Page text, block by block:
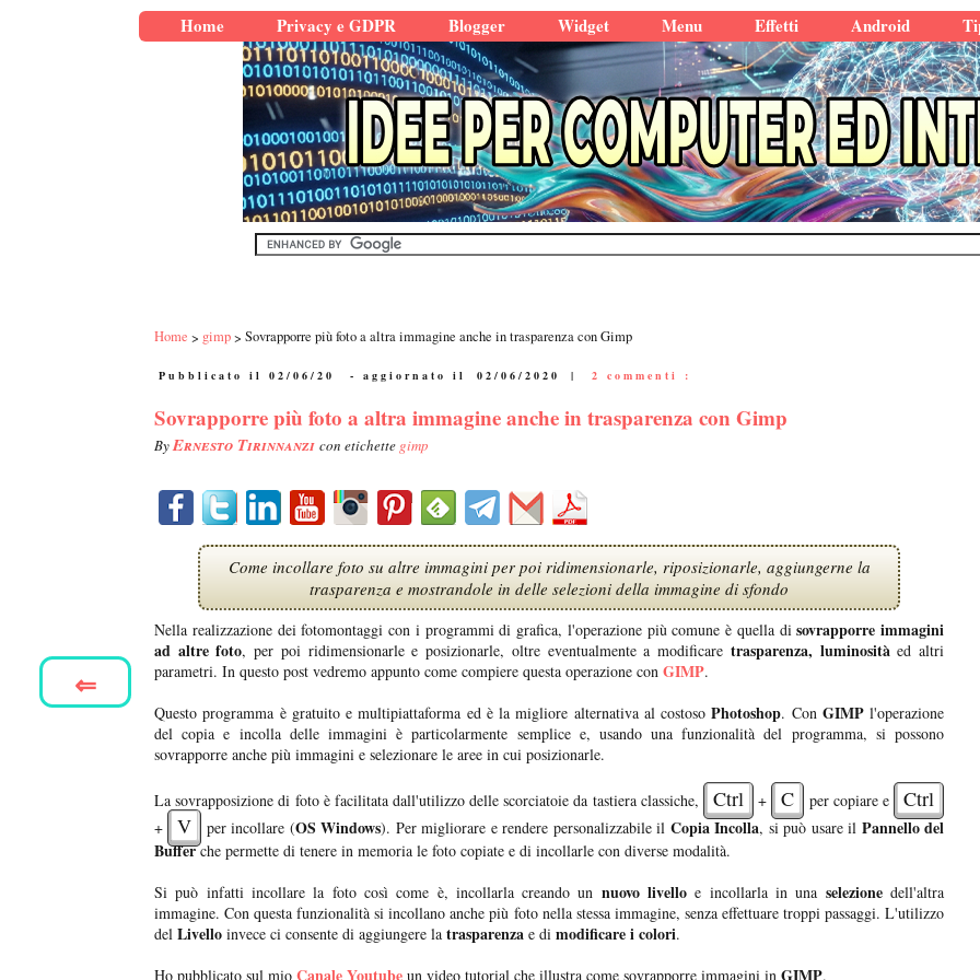
Home Privacy e GDPR Blogger Widget Menu Effetti Android
Home gimp Sovrapporre più foto a altra immagine anche in trasparenza con Gimp
Pubblicato il 02/06/20 - aggiornato il 02/06/2020 | 2 commenti :
Sovrapporre più foto a altra immagine anche in trasparenza con Gimp
ByErnesto Tirinnanzi con etichette gimp
Come incollare foto su altre immagini per poi ridimensionarle, riposizionarle, aggiungerne la
trasparenza e mostrandole in delle selezioni della immagine di sfondo
Nella realizzazione dei fotomontaggi con i programmi di grafica, l'operazione più comune è quella disovrapporre immagini
ad altre foto, per poi ridimensionarle e posizionarle, oltre eventualmente a modificare trasparenza, luminositàed altri
parametri. In questo post vedremo appunto come compiere questa operazione con GIMP.
Questo programma è gratuito e multipiattaforma ed è la migliore alternativa al costosoPhotoshop. ConGIMPl'operazione
del copia e incolla delle immagini è particolarmente semplice e, usando una funzionalità del programma, si possono
sovrapporre anche più immagini e selezionare le aree in cui posizionarle.
La sovrapposizione di foto è facilitata dall'utilizzo delle scorciatoie da tastiera classiche, Ctrl + C per copiare e Ctrl
+ V per incollare (OS Windows). Per migliorare e rendere personalizzabile il Copia Incolla, si può usare il Pannello del
Bufferche permette di tenere in memoria le foto copiate e di incollarle con diverse modalità.
Si può infatti incollare la foto così come è, incollarla creando un nuovo livello e incollarla in una selezionedell'altra
immagine. Con questa funzionalità si incollano anche più foto nella stessa immagine, senza effettuare troppi passaggi. L'utilizzo
del Livello invece ci consente di aggiungere la trasparenza e di modificare i colori.
Ho pubblicato sul mio Canale Youtube un video tutorial che illustra come sovrapporre immagini in GIMP.
⇐